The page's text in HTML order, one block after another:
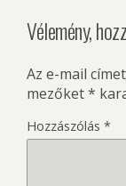
Vélemény,
Az e-mail
mezőket*
Hozzászólás *